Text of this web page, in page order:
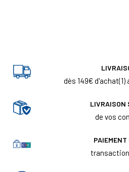
dès 149€ d'achat(1)
LIVRAISON
de vos
PAIEMENT